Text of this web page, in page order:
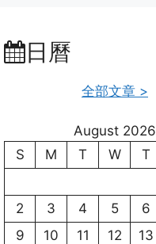
日曆
全部文章 >
August 2026
S
M T W T
2
3 4 5 6
9
10 11 12 13